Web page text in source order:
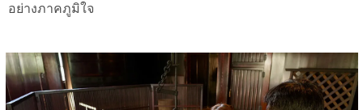
อย่างภาคภูมิใจ